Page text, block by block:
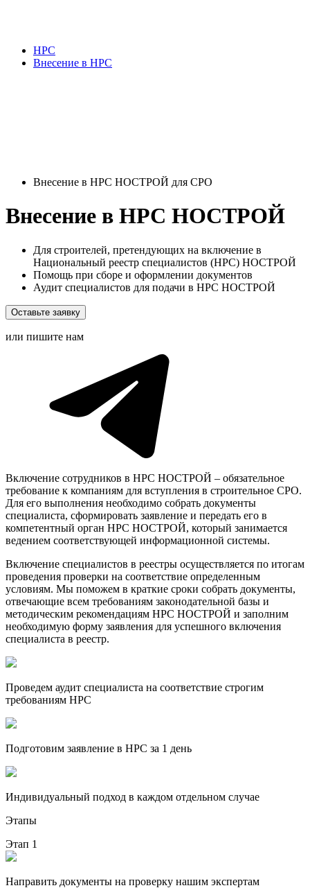
НРС
Внесение в НРС
Внесение в НРС НОСТРОЙ для СРО
Внесение в НРС НОСТРОЙ
Для строителей, претендующих на включение в
Национальный реестр специалистов (НРС) НОСТРОЙ
Помощь при сборе и оформлении документов
Аудит специалистов для подачи в НРС НОСТРОЙ
Оставьте заявку
или пишите нам
Включение сотрудников в НРС НОСТРОЙ – обязательное
требование к компаниям для вступления в строительное СРО.
Для его выполнения необходимо собрать документы
специалиста, сформировать заявление и передать его в
компетентный орган НРС НОСТРОЙ, который занимается
ведением соответствующей информационной системы.
Включение специалистов в реестры осуществляется по итогам
проведения проверки на соответствие определенным
условиям. Мы поможем в краткие сроки собрать документы,
отвечающие всем требованиям законодательной базы и
методическим рекомендациям НРС НОСТРОЙ и заполним
необходимую форму заявления для успешного включения
специалиста в реестр.
Проведем аудит специалиста на соответствие строгим
требованиям НРС
Подготовим заявление в НРС за 1 день
Индивидуальный подход в каждом отдельном случае
Этапы
Этап 1
Направить документы на проверку нашим экспертам